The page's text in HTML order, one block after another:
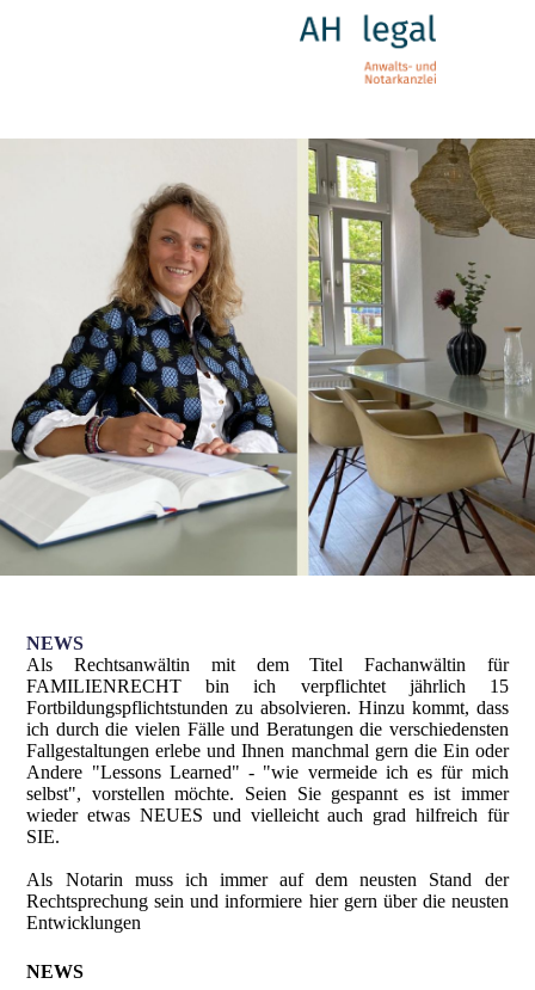
NEWS
Als Rechtsanwältin mit dem Titel Fachanwältin für
FAMILIENRECHT bin ich verpflichtet jährlich 15
Fortbildungspflichtstunden zu absolvieren. Hinzu kommt, dass
ich durch die vielen Fälle und Beratungen die verschiedensten
Fallgestaltungen erlebe und Ihnen manchmal gern die Ein oder
Andere "Lessons Learned" - "wie vermeide ich es für mich
selbst", vorstellen möchte. Seien Sie gespannt es ist immer
wieder etwas NEUES und vielleicht auch grad hilfreich für
SIE.
Als Notarin muss ich immer auf dem neusten Stand der
Rechtsprechung sein und informiere hier gern über die neusten
Entwicklungen
NEWS